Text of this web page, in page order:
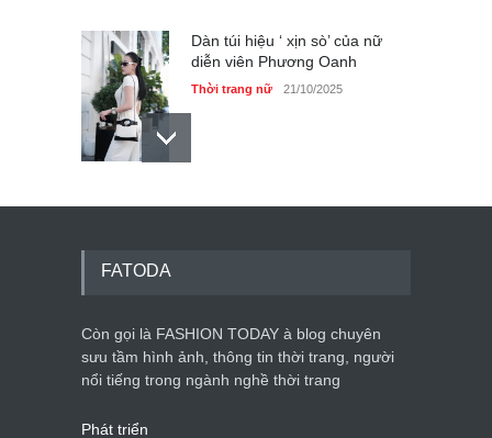
Dàn túi hiệu ‘ xịn sò’ của nữ
diễn viên Phương Oanh
Thời trang nữ 21/10/2025
Mẫu áo khoác đẹp cho phụ
Chiếc áo dài cưới của Hoa
hậu Đỗ Hà ?
Thời trang nữ 21/10/2025
FATODA
Còn gọi là FASHION TODAY à blog chuyên
sưu tầm hình ảnh, thông tin thời trang, người
nổi tiếng trong ngành nghề thời trang
Phát triển